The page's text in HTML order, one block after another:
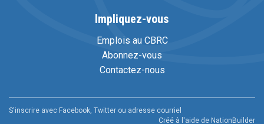
Impliquez-vous
Emplois au CBRC
Abonnez-vous
Contactez-nous
S'inscrire avec Facebook, Twitter ou adresse courriel
Créé à l'aide de NationBuilder